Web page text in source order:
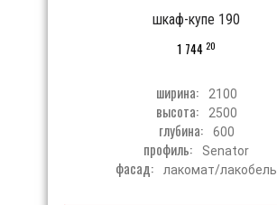
шкаф-купе 190
1 74420
ширина: 2100
высота: 2500
глубина: 600
профиль: Senator
фасад: лакомат/лакобель